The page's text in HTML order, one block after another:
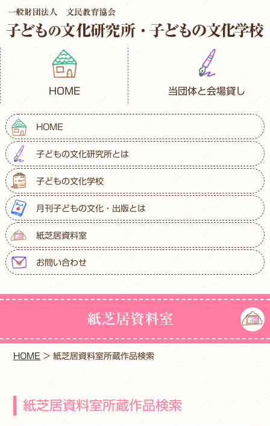
HOME 当団体と会場貸し
HOME
子どもの文化研究所とは
子どもの文化学校
月刊子どもの文化・出版とは
紙芝居資料室
お問い合わせ
紙芝居資料室
HOME >紙芝居資料室所蔵作品検索
紙芝居資料室所蔵作品検索